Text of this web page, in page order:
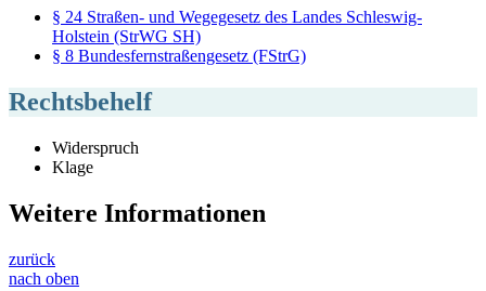
§ 24 Straßen- und Wegegesetz des Landes Schleswig-
Holstein (StrWG SH)
§ 8 Bundesfernstraßengesetz (FStrG)
Rechtsbehelf
Widerspruch
Klage
Weitere Informationen
zurück
nach oben